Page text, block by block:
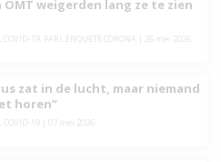
OMT weigerden lang ze te zien
COVID-19, PARL.ENQUETE CORONA 26 mei 2026
zat in de lucht, maar niemand
horen”
COVID-19| 07 mei 2026